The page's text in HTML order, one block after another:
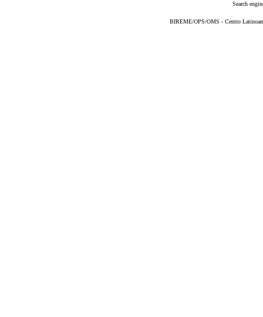
Search
BIREME/OPS/OMS - Centro